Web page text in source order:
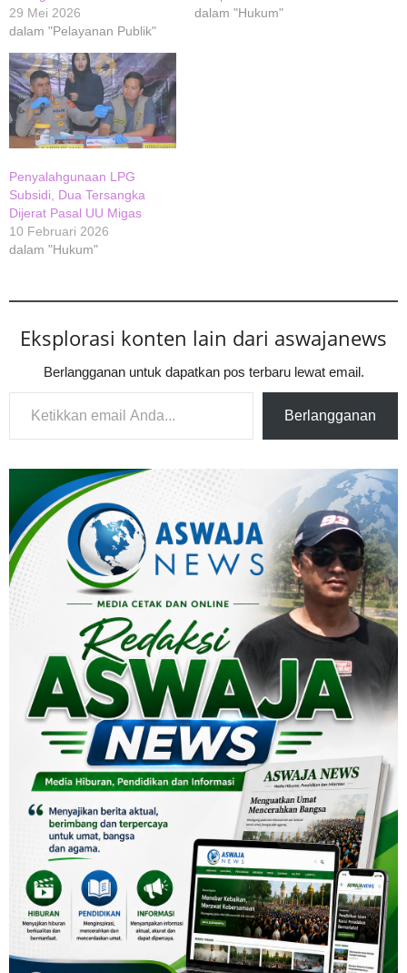
29 Mei 2026
dalam "Pelayanan Publik"
dalam "Hukum"
Penyalahgunaan LPG
Subsidi, Dua Tersangka
Dijerat Pasal UU Migas
10 Februari 2026
dalam "Hukum"
Eksplorasi konten lain dari aswajanews
Berlangganan untuk dapatkan pos terbaru lewat email.
Ketikkan email Anda...
Berlangganan